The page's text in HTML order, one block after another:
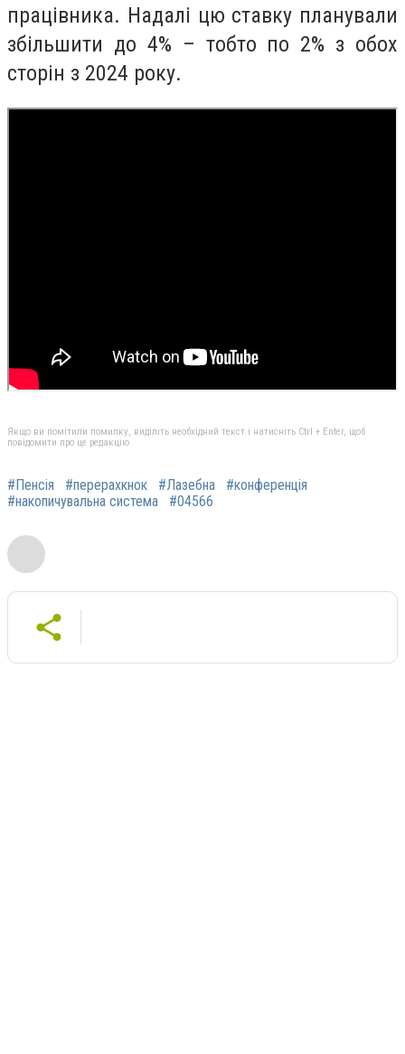
працівника. Надалі цю ставку планували
збільшити до 4% – тобто по 2% з обох
сторін з 2024 року.
Якщо ви помітили помилку, виділіть необхідний текст і натисніть Ctrl + Enter, щоб
повідомити про це редакцію
#Пенсія #перерахкнок #Лазебна
#конференція
#накопичувальна система
#04566